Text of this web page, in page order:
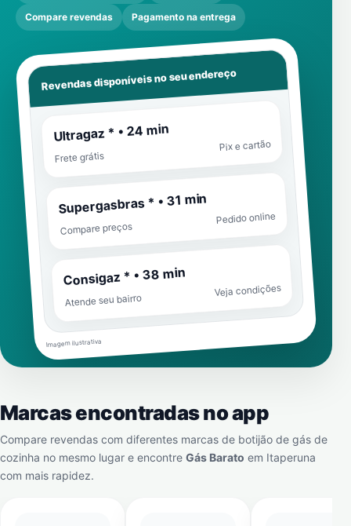
Compare revendas Pagamento na entrega
Revendas disponíveis no seu endereço
Ultragaz * • 24 min
Frete grátis
Pix e cartão
Supergasbras * • 31 min
Compare preços
Pedido online
Consigaz * • 38 min
Atende seu bairro
Veja condições
Imagem ilustrativa
Marcas encontradas no app
Compare revendas com diferentes marcas de botijão de gás de
cozinha no mesmo lugar e encontre Gás Barato em Itaperuna
com mais rapidez.